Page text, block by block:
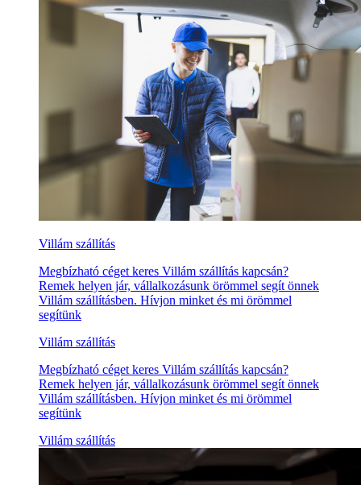
Villám szállítás
Megbízható céget keres Villám szállítás kapcsán?
Remek helyen jár, vállalkozásunk örömmel segít önnek
Villám szállításben. Hívjon minket és mi örömmel
segítünk
Villám szállítás
Megbízható céget keres Villám szállítás kapcsán?
Remek helyen jár, vállalkozásunk örömmel segít önnek
Villám szállításben. Hívjon minket és mi örömmel
segítünk
Villám szállítás